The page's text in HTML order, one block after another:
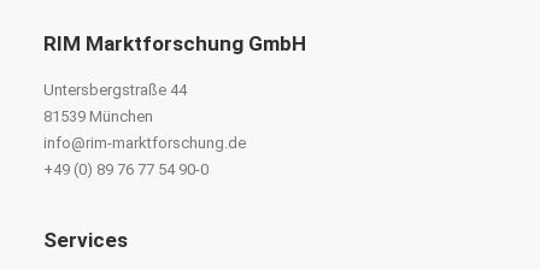
RIM Marktforschung GmbH
Untersbergstraße 44
81539 München
info@rim-marktforschung.de
+49 (0) 89 76 77 54 90-0
Services